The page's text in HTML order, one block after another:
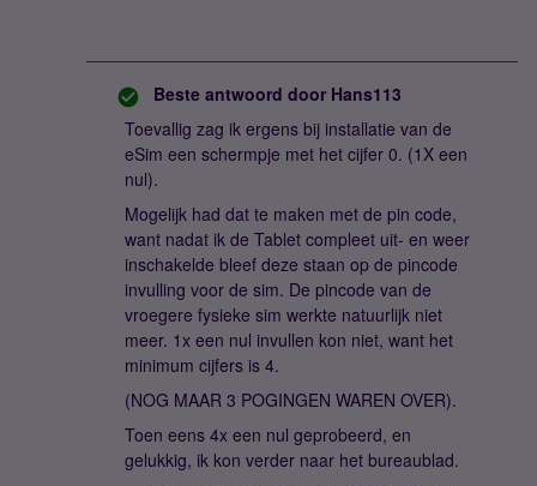
Beste antwoord door Hans113
Toevallig zag ik ergens bij installatie van de
eSim een schermpje met het cijfer 0. (1X een
nul).
Mogelijk had dat te maken met de pin code,
want nadat ik de Tablet compleet uit- en weer
inschakelde bleef deze staan op de pincode
invulling voor de sim. De pincode van de
vroegere fysieke sim werkte natuurlijk niet
meer. 1x een nul invullen kon niet, want het
minimum cijfers is 4.
(NOG MAAR 3 POGINGEN WAREN OVER).
Toen eens 4x een nul geprobeerd, en
gelukkig, ik kon verder naar het bureaublad.